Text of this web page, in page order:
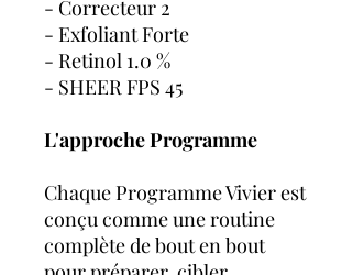
- Correcteur 2
- Exfoliant Forte
- Retinol 1.0 %
- SHEER FPS 45
L'approche Programme
Chaque Programme Vivier est
conçu comme une routine
complète de bout en bout